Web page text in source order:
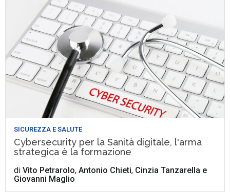
SICUREZZA E SALUTE
Cybersecurity per la Sanità digitale, l'arma
strategica è la formazione
diVito Petrarolo,Antonio Chieti, Cinzia Tanzarella e
Giovanni Maglio